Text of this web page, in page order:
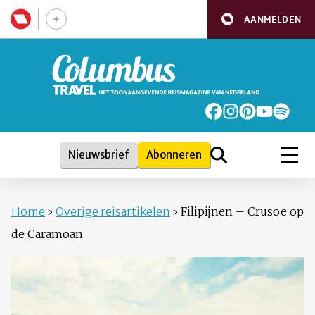
AANMELDEN
Nieuwsbrief Abonneren
Home › Overige reisartikelen › Filipijnen – Crusoe op
de Caramoan